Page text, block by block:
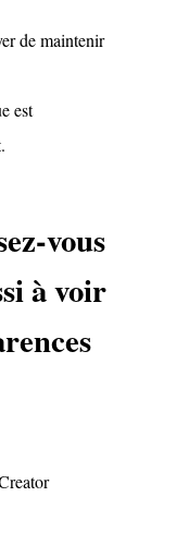
de maintenir
est
vous
à voir